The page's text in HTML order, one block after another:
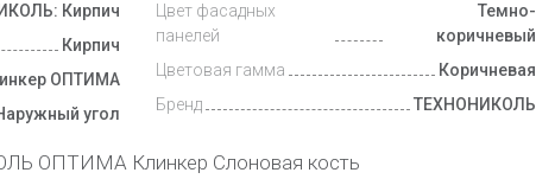
Кирпич
Кирпич
ОПТИМА
угол
Цвет фасадных
панелей
Темно-
коричневый
Цветовая гамма
Коричневая
Бренд
ТЕХНОНИКОЛЬ
ОПТИМА Клинкер Слоновая кость